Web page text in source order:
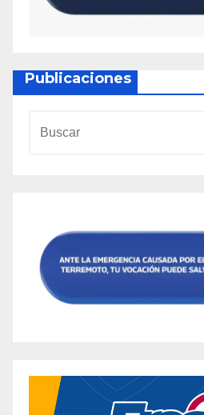
Publicaciones